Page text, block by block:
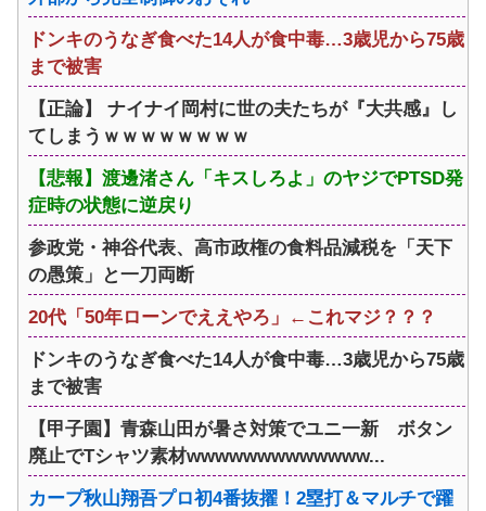
ドンキのうなぎ食べた14人が食中毒…3歳児から75歳
まで被害
【正論】 ナイナイ岡村に世の夫たちが『大共感』し
てしまうｗｗｗｗｗｗｗｗ
【悲報】渡邊渚さん「キスしろよ」のヤジでPTSD発
症時の状態に逆戻り
参政党・神谷代表、高市政権の食料品減税を「天下
の愚策」と一刀両断
20代「50年ローンでええやろ」←これマジ？？？
ドンキのうなぎ食べた14人が食中毒…3歳児から75歳
まで被害
【甲子園】青森山田が暑さ対策でユニ一新 ボタン
廃止でTシャツ素材wwwwwwwwwwwww...
カープ秋山翔吾プロ初4番抜擢！2塁打＆マルチで躍